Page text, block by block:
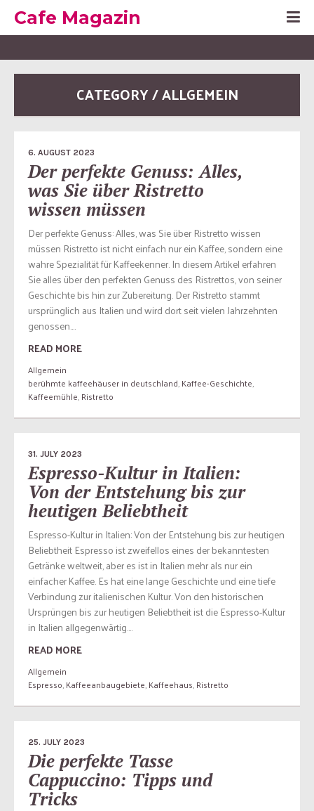
Cafe Magazin
CATEGORY / ALLGEMEIN
6. AUGUST 2023
Der perfekte Genuss: Alles,
was Sie über Ristretto
wissen müssen
Der perfekte Genuss: Alles, was Sie über Ristretto wissen
müssen Ristretto ist nicht einfach nur ein Kaffee, sondern eine
wahre Spezialität für Kaffeekenner. In diesem Artikel erfahren
Sie alles über den perfekten Genuss des Ristrettos, von seiner
Geschichte bis hin zur Zubereitung. Der Ristretto stammt
ursprünglich aus Italien und wird dort seit vielen Jahrzehnten
genossen....
READ MORE
Allgemein
berühmte kaffeehäuser in deutschland,Kaffee-Geschichte,
Kaffeemühle,Ristretto
31. JULY 2023
Espresso-Kultur in Italien:
Von der Entstehung bis zur
heutigen Beliebtheit
Espresso-Kultur in Italien: Von der Entstehung bis zur heutigen
Beliebtheit Espresso ist zweifellos eines der bekanntesten
Getränke weltweit, aber es ist in Italien mehr als nur ein
einfacher Kaffee. Es hat eine lange Geschichte und eine tiefe
Verbindung zur italienischen Kultur. Von den historischen
Ursprüngen bis zur heutigen Beliebtheit ist die Espresso-Kultur
in Italien allgegenwärtig....
READ MORE
Allgemein
Espresso,Kaffeeanbaugebiete,Kaffeehaus,Ristretto
25. JULY 2023
Die perfekte Tasse
Cappuccino: Tipps und
Tricks